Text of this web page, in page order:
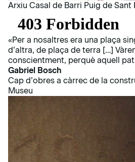
Arxiu Casal de Barri Puig de Sant
«Per a nosaltres era una plaça
d’altra, de plaça de terra […]
conscientment, perquè aquell
Gabriel Bosch
Cap d’obres a càrrec de la
Museu